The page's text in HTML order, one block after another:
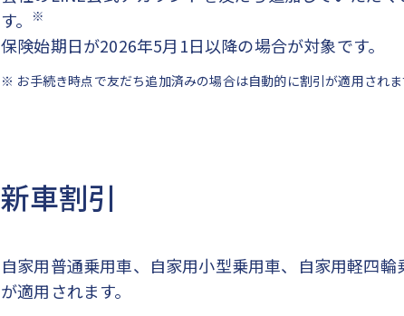
す。
※
保険始期日が2026年5月1日以降の場合が対象です。
※ お手続き時点で友だち追加済みの場合は自動的に割引が適用されま
新車割引
自家用普通乗用車、自家用小型乗用車、自家用軽四
が適用されます。